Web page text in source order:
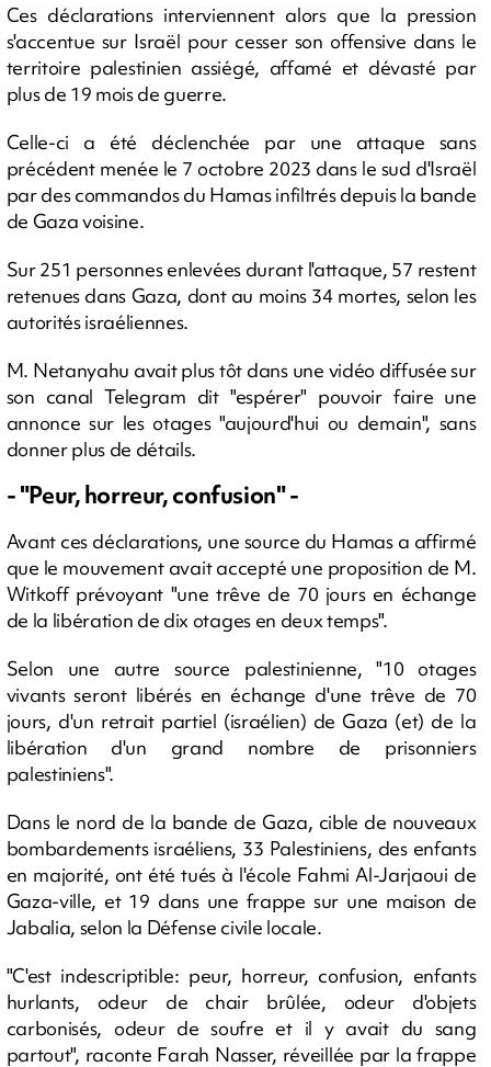
Ces déclarations interviennent alors que la pression
s'accentue sur Israël pour cesser son offensive dans le
territoire palestinien assiégé, affamé et dévasté par
plus de 19 mois de guerre.
Celle-ci a été déclenchée par une attaque sans
précédent menée le 7 octobre 2023 dans le sud d'Israël
par des commandos du Hamas infiltrés depuis la bande
de Gaza voisine.
Sur 251 personnes enlevées durant l'attaque, 57 restent
retenues dans Gaza, dont au moins 34 mortes, selon les
autorités israéliennes.
M. Netanyahu avait plus tôt dans une vidéo diffusée sur
son canal Telegram dit "espérer" pouvoir faire une
annonce sur les otages "aujourd'hui ou demain", sans
donner plus de détails.
- "Peur, horreur, confusion" -
Avant ces déclarations, une source du Hamas a affirmé
que le mouvement avait accepté une proposition de M.
Witkoff prévoyant "une trêve de 70 jours en échange
de la libération de dix otages en deux temps".
Selon une autre source palestinienne, "10 otages
vivants seront libérés en échange d'une trêve de 70
jours, d'un retrait partiel (israélien) de Gaza (et) de la
libération d'un grand nombre de prisonniers
palestiniens".
Dans le nord de la bande de Gaza, cible de nouveaux
bombardements israéliens, 33 Palestiniens, des enfants
en majorité, ont été tués à l'école Fahmi Al-Jarjaoui de
Gaza-ville, et 19 dans une frappe sur une maison de
Jabalia, selon la Défense civile locale.
"C'est indescriptible: peur, horreur, confusion, enfants
hurlants, odeur de chair brûlée, odeur d'objets
carbonisés, odeur de soufre et il y avait du sang
partout", raconte Farah Nasser, réveillée par la frappe